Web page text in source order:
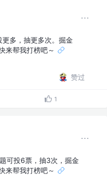
多，抽更多次。掘金
来帮我打榜吧～
赞过
1
可投6票，抽3次，掘金
来帮我打榜吧～